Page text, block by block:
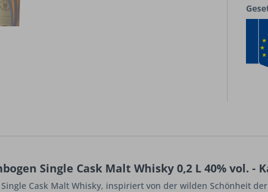
Single Cask Malt Whisky 0,2 L 40% vol. -
Cask Malt Whisky, inspiriert von der wilden Schönheit